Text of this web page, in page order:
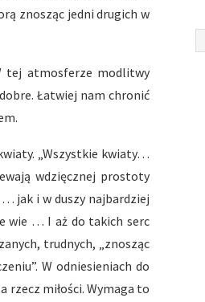
znosząc jedni drugich w
tej atmosferze modlitwy
Łatwiej nam chronić
„Wszystkie kwiaty…
wdzięcznej prostoty
jak i w duszy najbardziej
wie … I aż do takich serc
trudnych, „znosząc
W odniesieniach do
rzecz miłości. Wymaga to